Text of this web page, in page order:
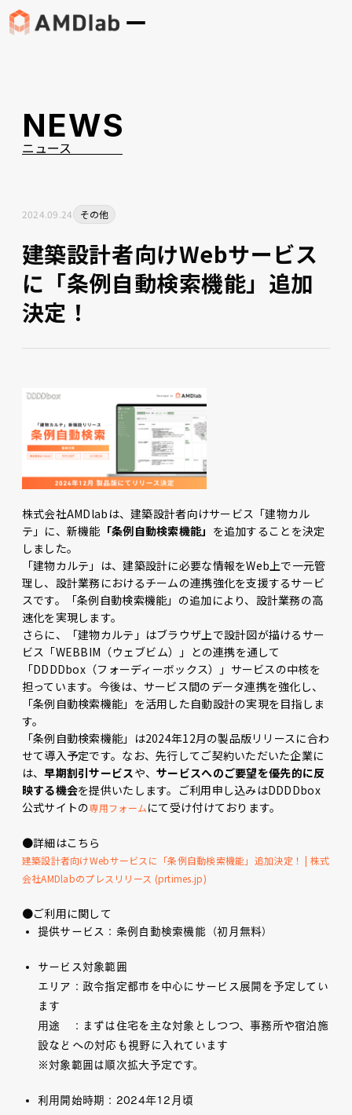
NEWS
ニュース
2024.09.24 その他
建築設計者向けWebサービス
に「条例自動検索機能」追加
決定！
株式会社AMDlabは、建築設計者向けサービス「建物カル
テ」に、新機能 「条例自動検索機能」 を追加することを決定
しました。
「建物カルテ」は、建築設計に必要な情報をWeb上で一元管
理し、設計業務におけるチームの連携強化を支援するサービ
スです。「条例自動検索機能」の追加により、設計業務の高
速化を実現します。
さらに、「建物カルテ」はブラウザ上で設計図が描けるサー
ビス「WEBBIM（ウェブビム）」との連携を通して
「DDDDbox（フォーディーボックス）」サービスの中核を
担っています。今後は、サービス間のデータ連携を強化し、
「条例自動検索機能」を活用した自動設計の実現を目指しま
す。
「条例自動検索機能」は2024年12月の製品版リリースに合わ
せて導入予定です。なお、先行してご契約いただいた企業に
は、早期割引サービスや、サービスへのご要望を優先的に反
映する機会を提供いたします。ご利用申し込みはDDDDbox
公式サイトの専用フォームにて受け付けております。
●詳細はこちら
建築設計者向けWebサービスに「条例自動検索機能」追加決定！ | 株式
会社AMDlabのプレスリリース (prtimes.jp)
●ご利用に関して
提供サービス：条例自動検索機能（初月無料）
サービス対象範囲
エリア：政令指定都市を中心にサービス展開を予定してい
ます
用途 ：まずは住宅を主な対象としつつ、事務所や宿泊施
設などへの対応も視野に入れています
※対象範囲は順次拡大予定です。
利用開始時期：2024年12月頃